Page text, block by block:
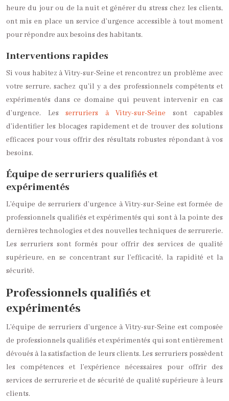
heure du jour ou de la nuit et générer du stress chez les clients,
ont mis en place un service d’urgence accessible à tout moment
pour répondre aux besoins des habitants.
Interventions rapides
Si vous habitez à Vitry-sur-Seine et rencontrez un problème avec
votre serrure, sachez qu’il y a des professionnels compétents et
expérimentés dans ce domaine qui peuvent intervenir en cas
d’urgence. Les serruriers à Vitry-sur-Seine sont capables
d’identifier les blocages rapidement et de trouver des solutions
efficaces pour vous offrir des résultats robustes répondant à vos
besoins.
Équipe de serruriers qualifiés et
expérimentés
L’équipe de serruriers d’urgence à Vitry-sur-Seine est formée de
professionnels qualifiés et expérimentés qui sont à la pointe des
dernières technologies et des nouvelles techniques de serrurerie.
Les serruriers sont formés pour offrir des services de qualité
supérieure, en se concentrant sur l’efficacité, la rapidité et la
sécurité.
Professionnels qualifiés et
expérimentés
L’équipe de serruriers d’urgence à Vitry-sur-Seine est composée
de professionnels qualifiés et expérimentés qui sont entièrement
dévoués à la satisfaction de leurs clients. Les serruriers possèdent
les compétences et l’expérience nécessaires pour offrir des
services de serrurerie et de sécurité de qualité supérieure à leurs
clients.